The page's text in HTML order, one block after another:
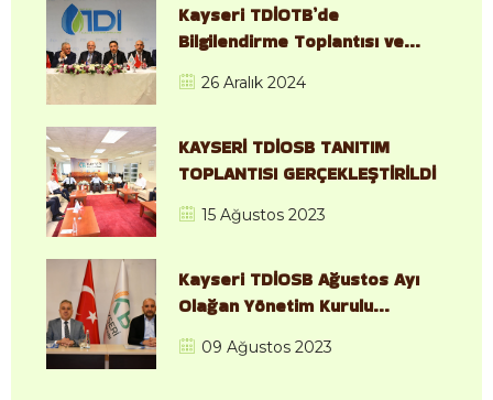
Kayseri TDİOTB’de
Bilgilendirme Toplantısı ve
Gerçekleştirildi
26 Aralık 2024
KAYSERİ TDİOSB TANITIM
TOPLANTISI GERÇEKLEŞTİRİLDİ
15 Ağustos 2023
Kayseri TDİOSB Ağustos Ayı
Olağan Yönetim Kurulu
09 Ağustos 2023